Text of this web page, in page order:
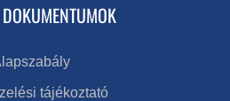
tájékoztató